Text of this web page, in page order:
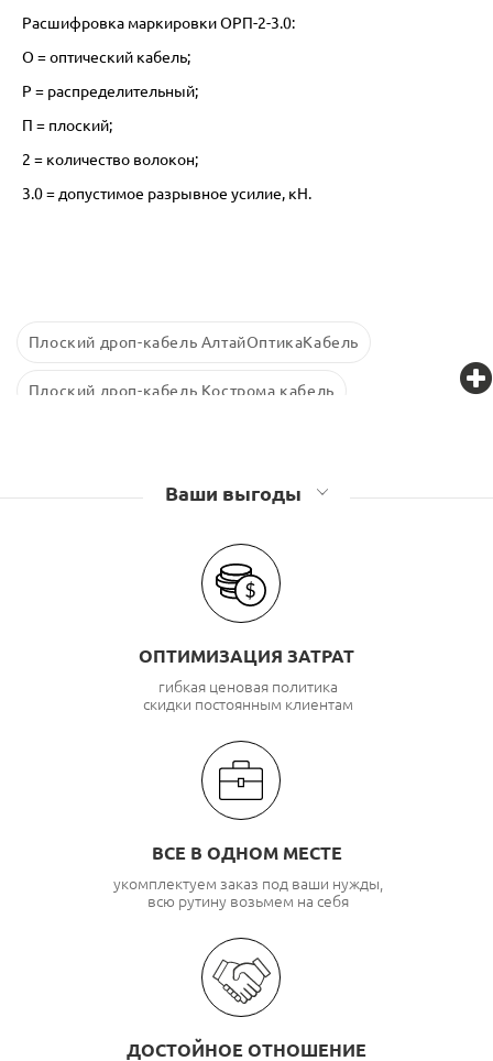
Расшифровка маркировки ОРП-2-3.0:
О = оптический кабель;
Р = распределительный;
П = плоский;
2 = количество волокон;
3.0 = допустимое разрывное усилие, кН.
Плоский дроп-кабель АлтайОптикаКабель
Плоский дроп-кабель Кострома кабель
Ваши выгоды
ОПТИМИЗАЦИЯ ЗАТРАТ
гибкая ценовая политика
скидки постоянным клиентам
ВСЕ В ОДНОМ МЕСТЕ
укомплектуем заказ под ваши нужды,
всю рутину возьмем на себя
ДОСТОЙНОЕ ОТНОШЕНИЕ